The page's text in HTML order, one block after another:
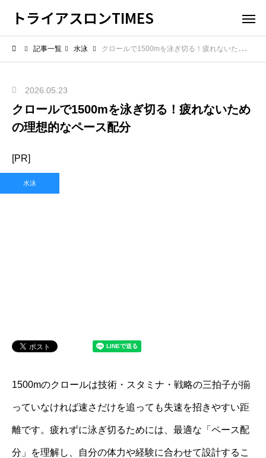
トライアスロンTIMES
記事一覧 水泳 クロールで1500mを泳ぎ切る！疲れないための理想的なペース配分
2026.05.23
クロールで1500mを泳ぎ切る！疲れないため
の理想的なペース配分
[PR]
水泳
1500mのクロールは技術・スタミナ・戦略の三拍子が揃
っていなければ速さだけを追っても失速を招きやすい距
離です。疲れずに泳ぎ切るためには、最適な「ペース配
分」を理解し、自分の体力や経験に合わせて設計するこ